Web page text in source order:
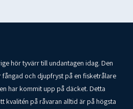
hör tyvärr till undantagen idag. Den
fångad och djupfryst på en fisketrålare
har kommit upp på däcket. Detta
kvalitén på råvaran alltid är på högsta